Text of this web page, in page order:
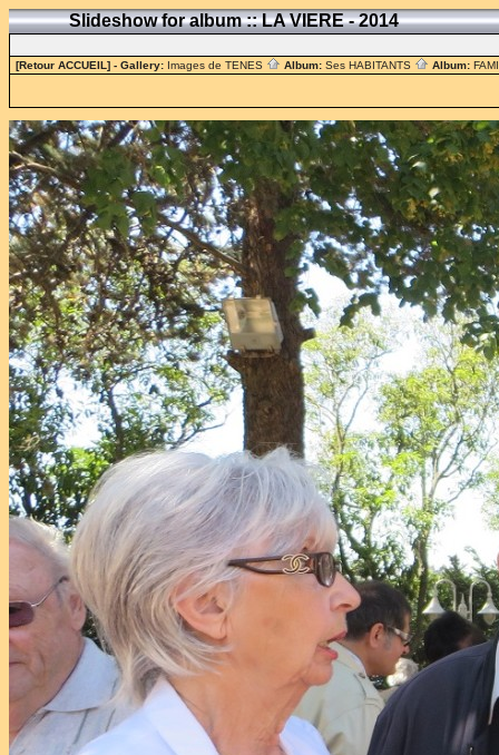
Slideshow for album :: LA VIERE - 2014
[Retour ACCUEIL] - Gallery: Images de TENES Album: Ses HABITANTS Album: